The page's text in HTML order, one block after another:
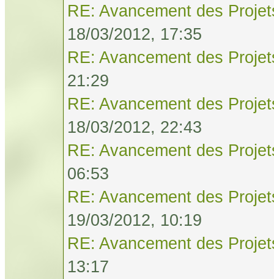
RE: Avancement des
18/03/2012, 17:35
RE: Avancement des
21:29
RE: Avancement des
18/03/2012, 22:43
RE: Avancement des
06:53
RE: Avancement des
19/03/2012, 10:19
RE: Avancement des
13:17